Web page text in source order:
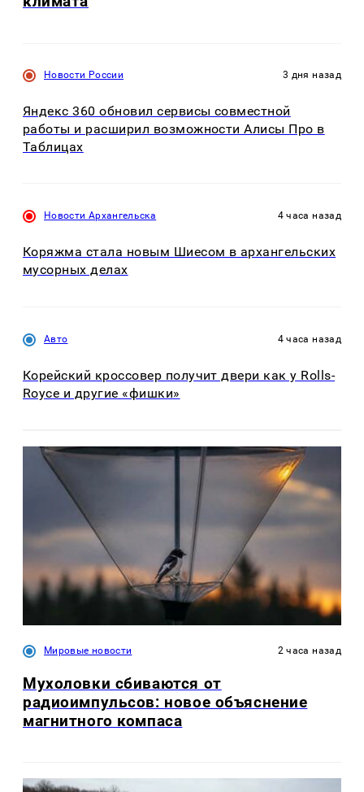
Новости России 3 дня назад
Яндекс 360 обновил сервисы совместной
работы и расширил возможности Алисы Про в
Таблицах
Новости Архангельска 4 часа назад
Коряжма стала новым Шиесом в архангельских
мусорных делах
Авто 4 часа назад
Корейский кроссовер получит двери как у Rolls-
Royce и другие «фишки»
Мировые новости 2 часа назад
Мухоловки сбиваются от
радиоимпульсов: новое объяснение
магнитного компаса